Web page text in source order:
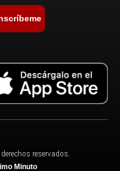
reservados.
Minuto